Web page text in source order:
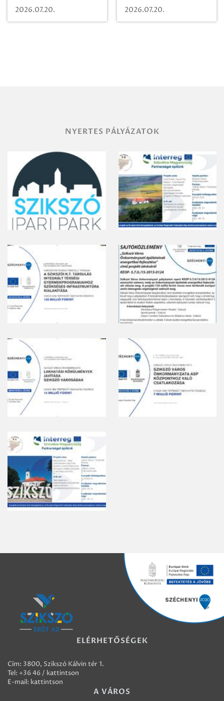
Beugró a
Paradicsomba
2026.07.20.
Pályaműködtetési
Zrt. Területi
2026.07.20.
NYERTES PÁLYÁZATOK
ELÉRHETŐSÉGEK
Cím: 3800, Szikszó Kálvin tér 1.
Tel: +36 46 / kattintson
E-mail: kattintson
A VÁROS